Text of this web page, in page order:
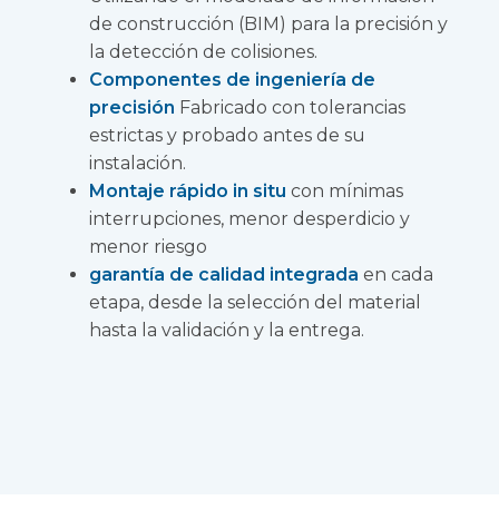
de construcción (BIM) para la precisión y
la detección de colisiones.
Componentes de ingeniería de
precisión Fabricado con tolerancias
estrictas y probado antes de su
instalación.
Montaje rápido in situ con mínimas
interrupciones, menor desperdicio y
menor riesgo
garantía de calidad integrada en cada
etapa, desde la selección del material
hasta la validación y la entrega.